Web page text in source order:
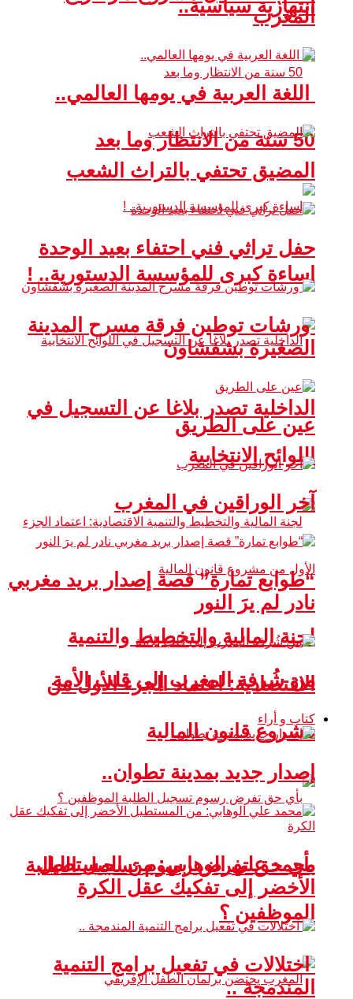
انتهازية سياسية..
50 سنة من الانتظار وما بعد
إساءة كبرى للمؤسسة الدستورية.. !
الداخلية تصدر بلاغا عن التسجيل في
اللوائح الانتخابية
لجنة المالية والتخطيط والتنمية
الاقتصادية: اعتماد الجزء الأول من
مشروع قانون المالية
بأي حق تفرض رسوم تسجيل الطلبة
الموظفين ؟
المغرب
اللغة العربية في يومها العالمي..
المضيق تحتفي بالتراث الشعب
حفل تراثي فني احتفاء بعيد الوحدة
ورشات توطين فرقة مسرح المدينة
الصغيرة بشفشاون
عين على الطريق
آخر الوراقين في المغرب
“طوابع تمارة” قصة إصدار بريد مغربي
نادر لم يرَ النور
من شُرفة المغرب إلى قلب الأمة
كتاب و أراء
إصدار جديد بمدينة تطوان..
محمد علي الوهابي: من المستطيل
الأخضر إلى تفكيك عقل الكرة
اختلالات في تفعيل برامج التنمية
المندمجة ..